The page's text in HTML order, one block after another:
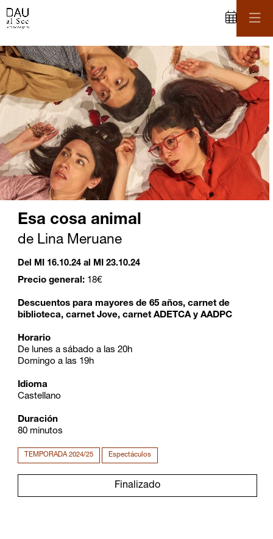
Esa cosa animal
de Lina Meruane
Del MI 16.10.24al MI 23.10.24
Precio general: 18€
Descuentos para mayores de 65 años, carnet de
biblioteca, carnet Jove, carnet ADETCA y AADPC
Horario
De lunes a sábado a las 20h
Domingo a las 19h
Idioma
Castellano
Duración
80 minutos
TEMPORADA 2024/25 Espectáculos
Finalizado